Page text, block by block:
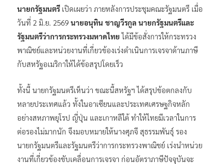
นายกรัฐมนตรี เปิดเผยว่า ภายหลังการประชุมคณะรัฐมนตรี เมื่อ
วันที่ 2 มิ.ย. 2569 นายอนุทิน ชาญวีรกูล นายกรัฐมนตรีและ
รัฐมนตรีว่าการกระทรวงมหาดไทยได้มีข้อสั่งการให้กระทรวง
พาณิชย์และหน่วยงานที่เกี่ยวข้องเร่งดำเนินการเจรจาด้านภาษี
กับสหรัฐอเมริกาให้ได้ข้อสรุปโดยเร็ว
ทั้งนี้ นายกรัฐมนตรีเห็นว่า ขณะนี้สหรัฐฯ ได้สรุปข้อตกลงกับ
หลายประเทศแล้ว ทั้งในอาเซียนและประเทศเศรษฐกิจหลัก
อย่างสหภาพยุโรป ญี่ปุ่น และเกาหลีใต้ ทำให้ไทยมีเวลาในการ
ต่อรองไม่มากนัก จึงมอบหมายให้นางศุภจี สุธรรมพันธุ์ รอง
นายกรัฐมนตรีและรัฐมนตรีว่าการกระทรวงพาณิชย์ เร่งนำหน่วย
งานที่เกี่ยวข้องขับเคลื่อนการเจรจา ก่อนอัตราภาษีปัจจุบันจะ